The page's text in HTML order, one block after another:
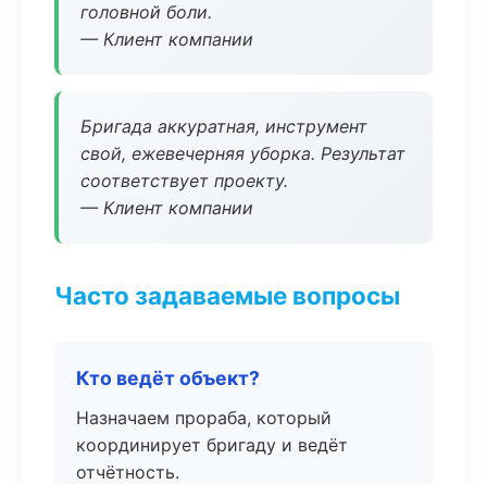
головной боли.
— Клиент компании
Бригада аккуратная, инструмент
свой, ежевечерняя уборка. Результат
соответствует проекту.
— Клиент компании
Часто задаваемые вопросы
Кто ведёт объект?
Назначаем прораба, который
координирует бригаду и ведёт
отчётность.